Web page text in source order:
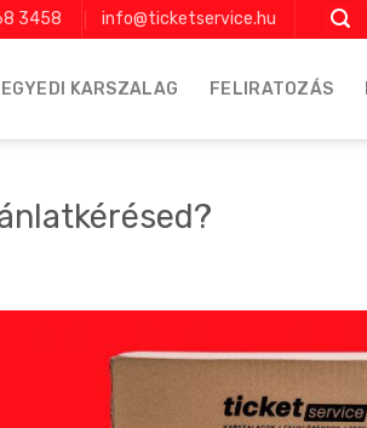
3458 info@ticketservice.hu
EGYEDI KARSZALAG FELIRATOZÁS